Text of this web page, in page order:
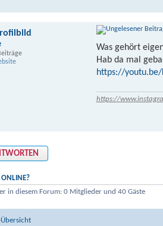
Was gehört
Hab da mal
https://youtu.be/
https://
ONLINE?
in diesem Forum: 0 Mitglieder und 40 Gäste